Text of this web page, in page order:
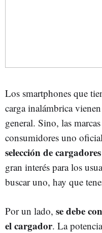
Los smartphones que
carga inalámbrica
general. Sino, las
consumidores uno
selección de
gran interés para los
buscar uno, hay que
Por un lado, se debe
el cargador. La